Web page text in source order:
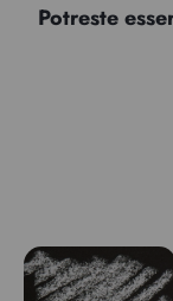
Potreste